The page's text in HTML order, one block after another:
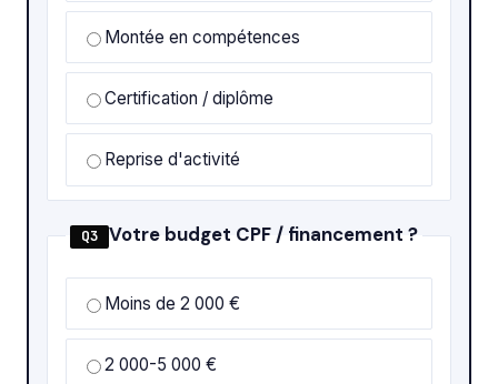
Montée en compétences
Certification / diplôme
Reprise d'activité
Q3 Votre budget CPF / financement ?
Moins de 2 000 €
2 000-5 000 €